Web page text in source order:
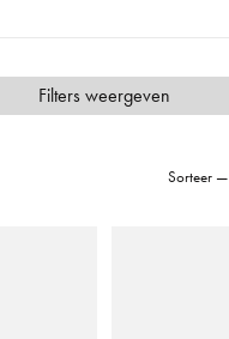
Filters weergeven
Sorteer —